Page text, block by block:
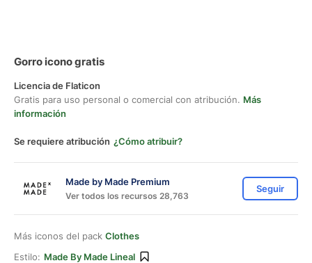
Gorro icono gratis
Licencia de Flaticon
Gratis para uso personal o comercial con atribución. Más
información
Se requiere atribución ¿Cómo atribuir?
Made by Made Premium
Ver todos los recursos 28,763
Seguir
Más iconos del pack Clothes
Estilo: Made By Made Lineal